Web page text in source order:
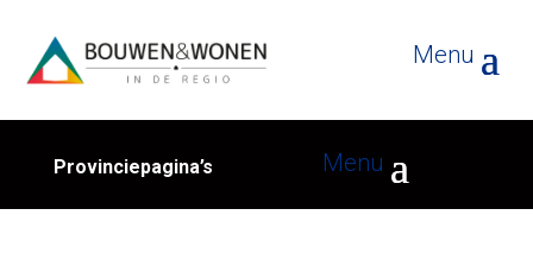
Provinciepagina’s